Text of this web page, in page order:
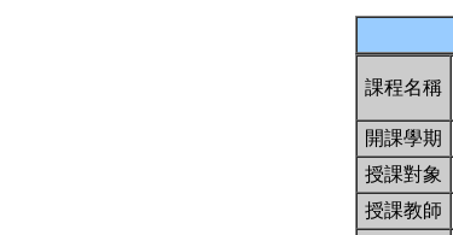
課程名稱
開課學期
授課對象
授課教師